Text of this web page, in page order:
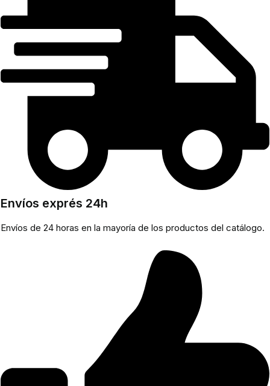
Envíos exprés 24h
Envíos de 24 horas en la mayoría de los productos del catálogo.